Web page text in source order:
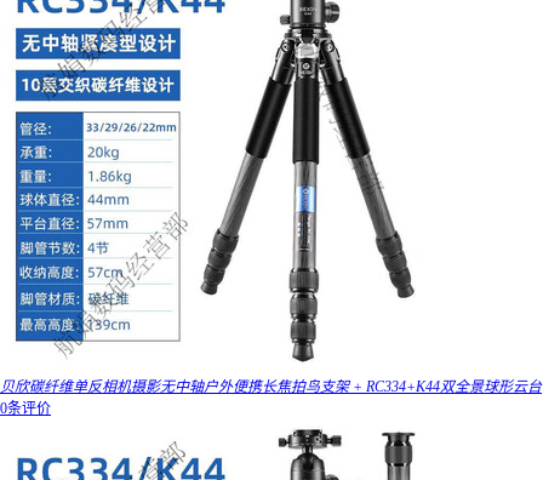
贝欣碳纤维单反相机摄影无中轴户外便携长焦拍鸟支架 + RC334+K44双全景球形云台
0条评价